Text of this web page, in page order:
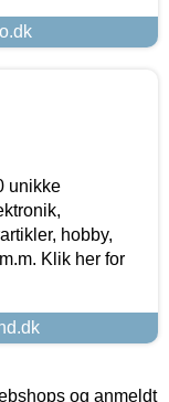
unikke
hobby,
Klik her for
og anmeldt